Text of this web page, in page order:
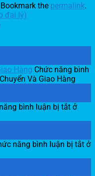
the permalink.
đại lý)
Hàng Chức năng bình
Và Giao Hàng
bình luận bị tắt ở
năng bình luận bị tắt ở